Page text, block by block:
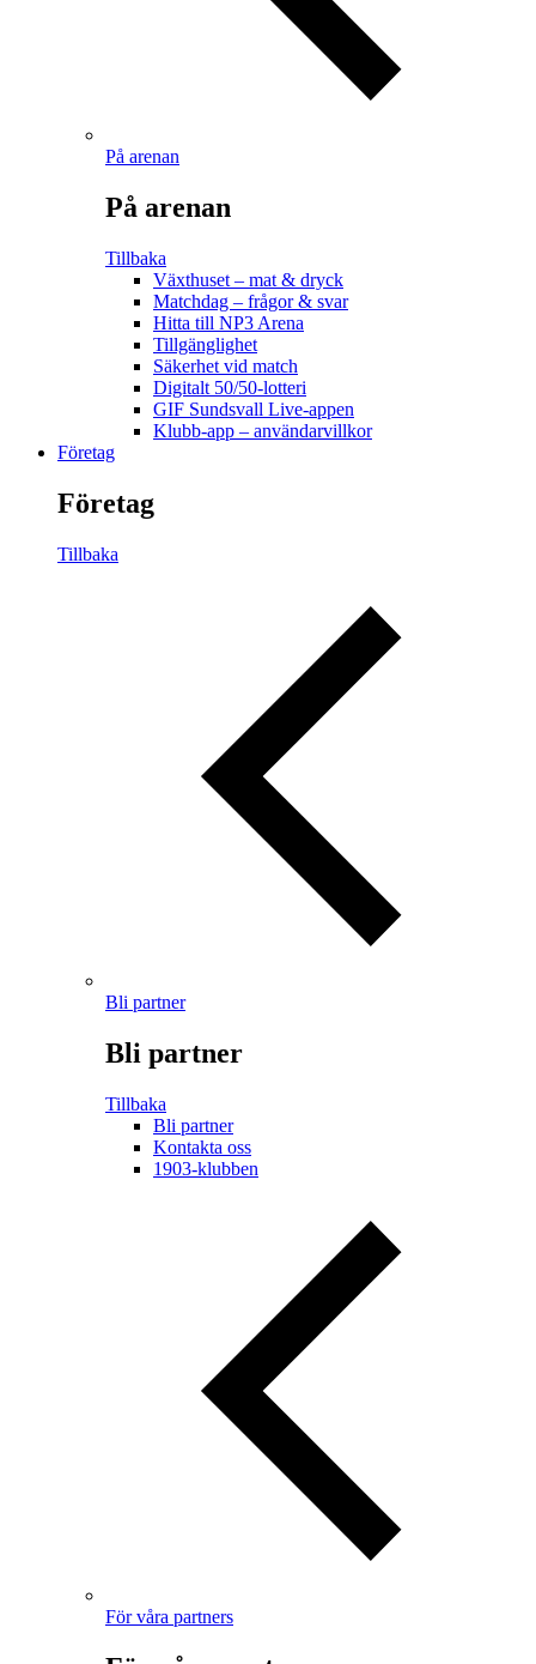
På arenan
På arenan
Tillbaka
Växthuset – mat & dryck
Matchdag – frågor & svar
Hitta till NP3 Arena
Tillgänglighet
Säkerhet vid match
Digitalt 50/50-lotteri
GIF Sundsvall Live-appen
Klubb-app – användarvillkor
Företag
Företag
Tillbaka
Bli partner
Bli partner
Tillbaka
Bli partner
Kontakta oss
1903-klubben
För våra partners